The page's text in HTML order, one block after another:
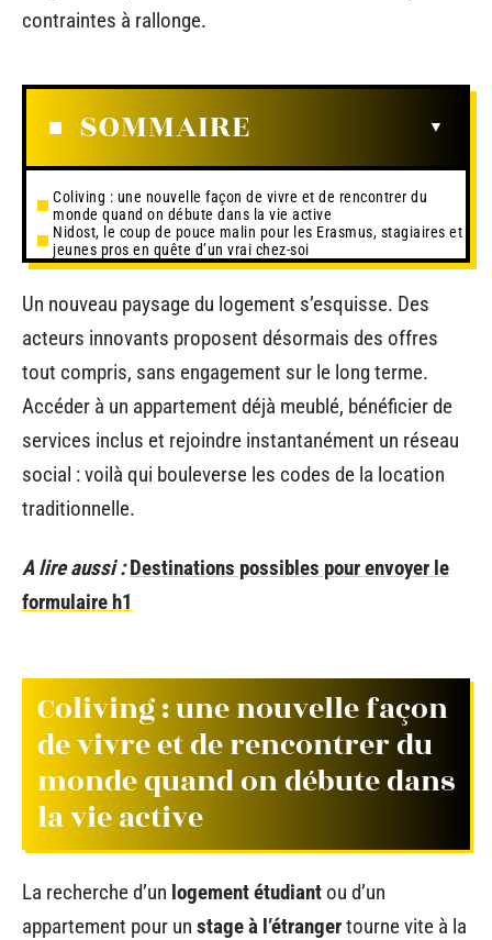
contraintes à rallonge.
SOMMAIRE
Coliving : une nouvelle façon de vivre et de rencontrer du
monde quand on débute dans la vie active
Nidost, le coup de pouce malin pour les Erasmus, stagiaires et
jeunes pros en quête d’un vrai chez-soi
Un nouveau paysage du logement s’esquisse. Des
acteurs innovants proposent désormais des offres
tout compris, sans engagement sur le long terme.
Accéder à un appartement déjà meublé, bénéficier de
services inclus et rejoindre instantanément un réseau
social : voilà qui bouleverse les codes de la location
traditionnelle.
A lire aussi : Destinations possibles pour envoyer le
formulaire h1
Coliving : une nouvelle façon
de vivre et de rencontrer du
monde quand on débute dans
la vie active
La recherche d’un logement étudiant ou d’un
appartement pour un stage à l’étrangertourne vite à la